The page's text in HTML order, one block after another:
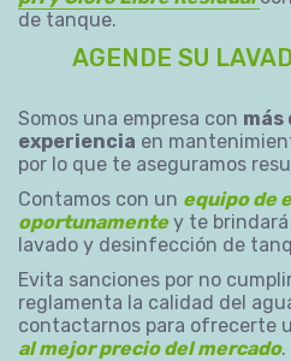
de tanque.
AGENDE SU
Somos una empresa con más
experiencia en
por lo que te aseguramos
Contamos con un equipo de
oportunamentey te brindará
lavado y desinfección de
Evita sanciones por no
reglamenta la calidad del
contactarnos para ofrecerte
al mejor precio del mercado.